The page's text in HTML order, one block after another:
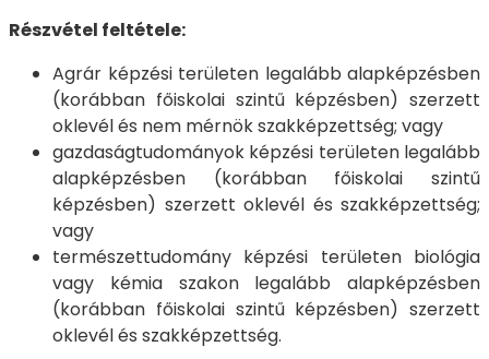
Részvétel feltétele:
Agrár képzési területen legalább alapképzésben
(korábban főiskolai szintű képzésben) szerzett
oklevél és nem mérnök szakképzettség; vagy
gazdaságtudományok képzési területen legalább
alapképzésben (korábban főiskolai szintű
képzésben) szerzett oklevél és szakképzettség;
vagy
természettudomány képzési területen biológia
vagy kémia szakon legalább alapképzésben
(korábban főiskolai szintű képzésben) szerzett
oklevél és szakképzettség.